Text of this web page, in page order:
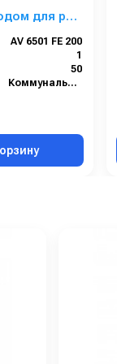
для рук.
AV 6501 FE 200
1
50
Коммунальный сегмент